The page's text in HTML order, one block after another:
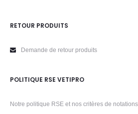
RETOUR PRODUITS
Demande de retour produits
POLITIQUE RSE VETIPRO
Notre politique RSE et nos critères de